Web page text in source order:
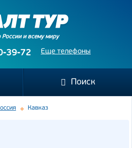
России и всему миру
Еще телефоны
39-72
Поиск
Кавказ